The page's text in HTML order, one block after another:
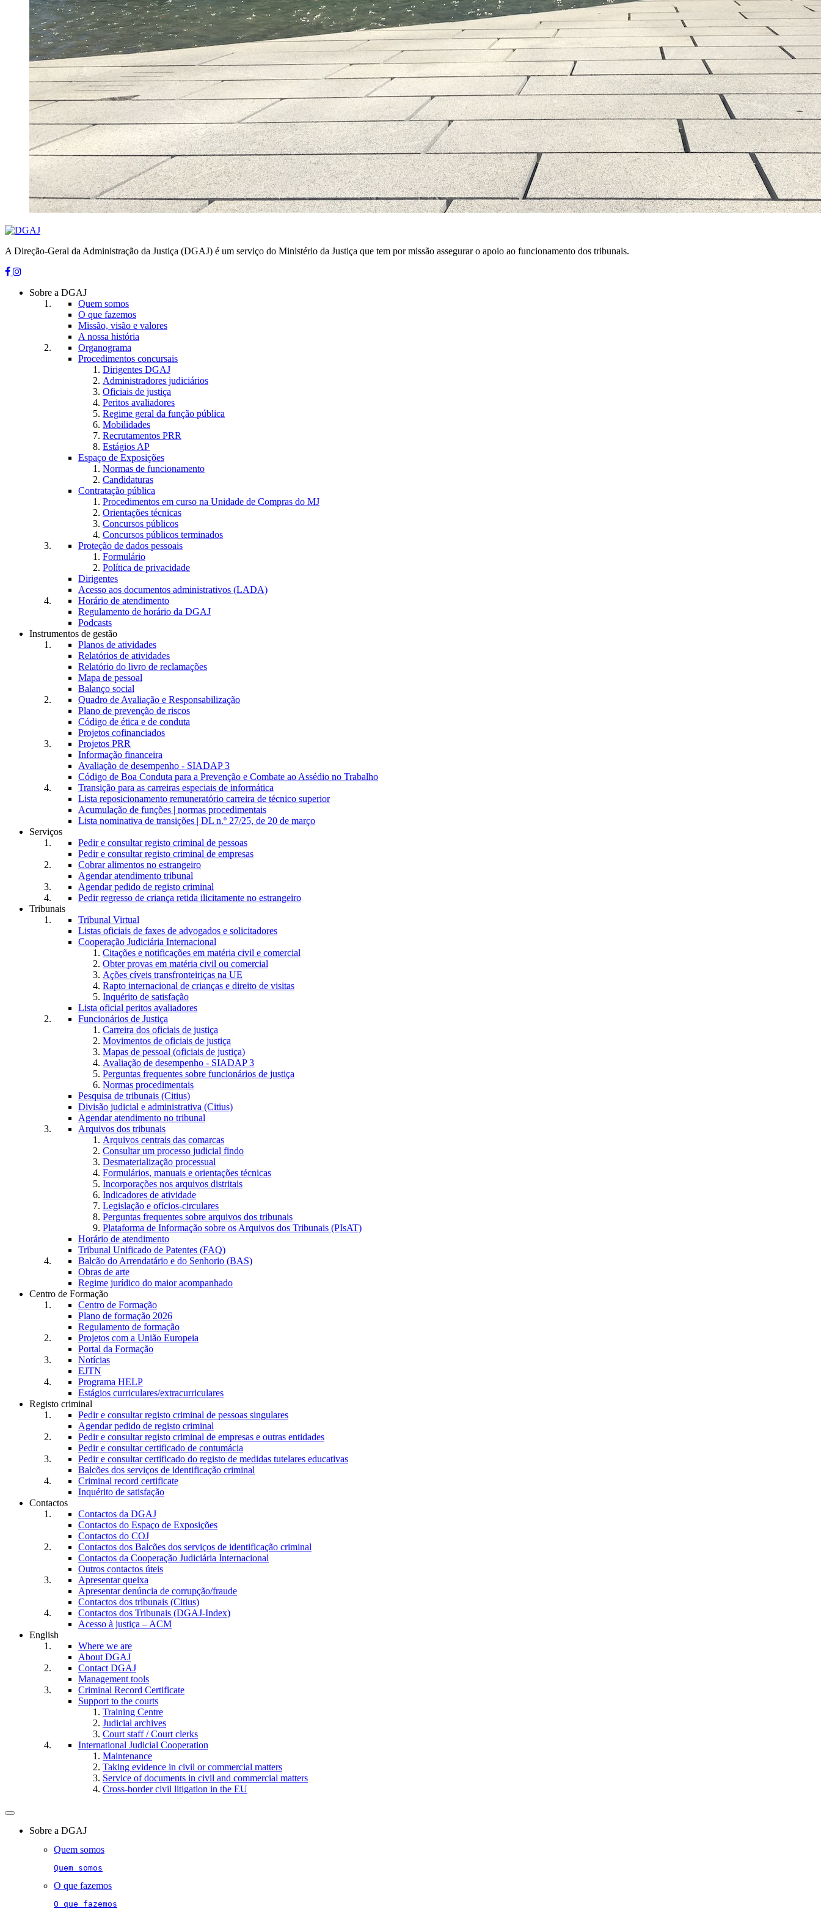
A Direção-Geral da Administração da Justiça (DGAJ) é um serviço do Ministério da Justiça que tem por missão assegurar o apoio ao funcionamento dos tribunais.
Sobre a DGAJ
Quem somos
O que fazemos
Missão, visão e valores
A nossa história
Organograma
Procedimentos concursais
Dirigentes DGAJ
Administradores judiciários
Oficiais de justiça
Peritos avaliadores
Regime geral da função pública
Mobilidades
Recrutamentos PRR
Estágios AP
Espaço de Exposições
Normas de funcionamento
Candidaturas
Contratação pública
Procedimentos em curso na Unidade de Compras do MJ
Orientações técnicas
Concursos públicos
Concursos públicos terminados
Proteção de dados pessoais
Formulário
Política de privacidade
Dirigentes
Acesso aos documentos administrativos (LADA)
Horário de atendimento
Regulamento de horário da DGAJ
Podcasts
Instrumentos de gestão
Planos de atividades
Relatórios de atividades
Relatório do livro de reclamações
Mapa de pessoal
Balanço social
Quadro de Avaliação e Responsabilização
Plano de prevenção de riscos
Código de ética e de conduta
Projetos cofinanciados
Projetos PRR
Informação financeira
Avaliação de desempenho - SIADAP 3
Código de Boa Conduta para a Prevenção e Combate ao Assédio no Trabalho
Transição para as carreiras especiais de informática
Lista reposicionamento remuneratório carreira de técnico superior
Acumulação de funções | normas procedimentais
Lista nominativa de transições | DL n.º 27/25, de 20 de março
Serviços
Pedir e consultar registo criminal de pessoas
Pedir e consultar registo criminal de empresas
Cobrar alimentos no estrangeiro
Agendar atendimento tribunal
Agendar pedido de registo criminal
Pedir regresso de criança retida ilicitamente no estrangeiro
Tribunais
Tribunal Virtual
Listas oficiais de faxes de advogados e solicitadores
Cooperação Judiciária Internacional
Citações e notificações em matéria civil e comercial
Obter provas em matéria civil ou comercial
Ações cíveis transfronteiriças na UE
Rapto internacional de crianças e direito de visitas
Inquérito de satisfação
Lista oficial peritos avaliadores
Funcionários de Justiça
Carreira dos oficiais de justiça
Movimentos de oficiais de justiça
Mapas de pessoal (oficiais de justiça)
Avaliação de desempenho - SIADAP 3
Perguntas frequentes sobre funcionários de justiça
Normas procedimentais
Pesquisa de tribunais (Citius)
Divisão judicial e administrativa (Citius)
Agendar atendimento no tribunal
Arquivos dos tribunais
Arquivos centrais das comarcas
Consultar um processo judicial findo
Desmaterialização processual
Formulários, manuais e orientações técnicas
Incorporações nos arquivos distritais
Indicadores de atividade
Legislação e ofícios-circulares
Perguntas frequentes sobre arquivos dos tribunais
Plataforma de Informação sobre os Arquivos dos Tribunais (PIsAT)
Horário de atendimento
Tribunal Unificado de Patentes (FAQ)
Balcão do Arrendatário e do Senhorio (BAS)
Obras de arte
Regime jurídico do maior acompanhado
Centro de Formação
Centro de Formação
Plano de formação 2026
Regulamento de formação
Projetos com a União Europeia
Portal da Formação
Notícias
EJTN
Programa HELP
Estágios curriculares/extracurriculares
Registo criminal
Pedir e consultar registo criminal de pessoas singulares
Agendar pedido de registo criminal
Pedir e consultar registo criminal de empresas e outras entidades
Pedir e consultar certificado de contumácia
Pedir e consultar certificado do registo de medidas tutelares educativas
Balcões dos serviços de identificação criminal
Criminal record certificate
Inquérito de satisfação
Contactos
Contactos da DGAJ
Contactos do Espaço de Exposições
Contactos do COJ
Contactos dos Balcões dos serviços de identificação criminal
Contactos da Cooperação Judiciária Internacional
Outros contactos úteis
Apresentar queixa
Apresentar denúncia de corrupção/fraude
Contactos dos tribunais (Citius)
Contactos dos Tribunais (DGAJ-Index)
Acesso à justiça – ACM
English
Where we are
About DGAJ
Contact DGAJ
Management tools
Criminal Record Certificate
Support to the courts
Training Centre
Judicial archives
Court staff / Court clerks
International Judicial Cooperation
Maintenance
Taking evidence in civil or commercial matters
Service of documents in civil and commercial matters​​
Cross-border civil litigation in the EU
Toggle
navigationSobre a DGAJ
Quem somos
Quem somos
O que fazemos
O que fazemos